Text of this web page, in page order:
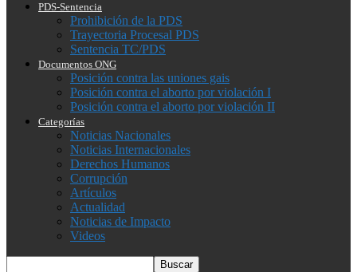
PDS-Sentencia
Prohibición de la PDS
Trayectoria Procesal PDS
Sentencia TC/PDS
Documentos ONG
Posición contra las uniones gais
Posición contra el aborto por violación I
Posición contra el aborto por violación II
Categorías
Noticias Nacionales
Noticias Internacionales
Derechos Humanos
Corrupción
Artículos
Actualidad
Noticias de Impacto
Videos